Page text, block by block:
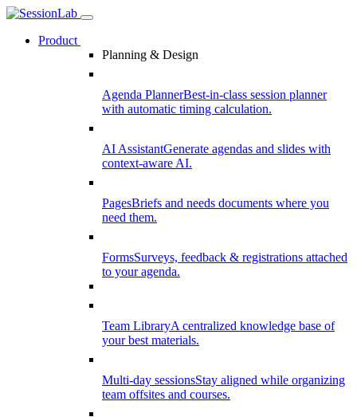
Product
Planning & Design
Agenda PlannerBest-in-class session planner
with automatic timing calculation.
AI AssistantGenerate agendas and slides with
context-aware AI.
PagesBriefs and needs documents where you
need them.
FormsSurveys, feedback & registrations attached
to your agenda.
Team LibraryA centralized knowledge base of
your best materials.
Multi-day sessionsStay aligned while organizing
team offsites and courses.